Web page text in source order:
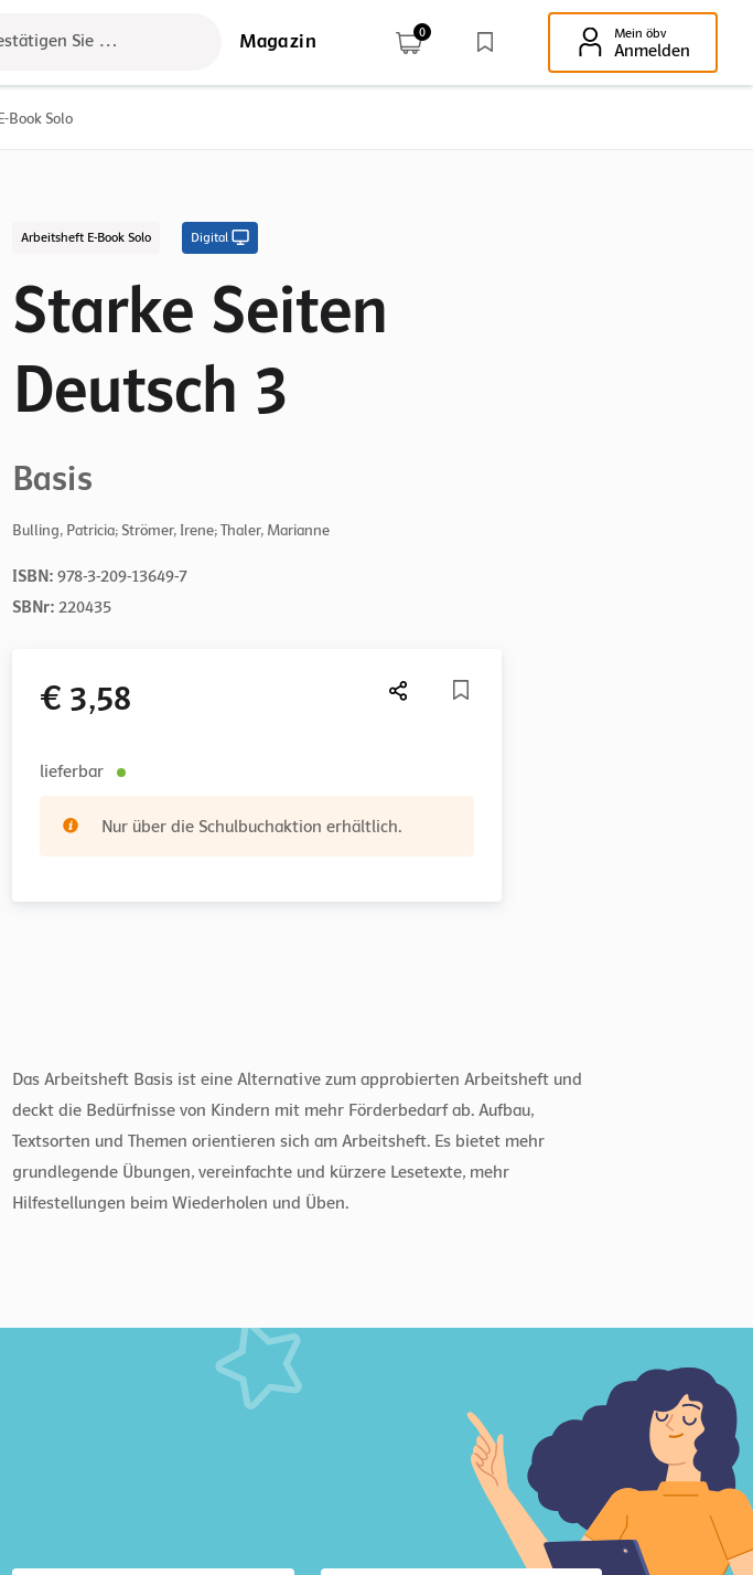
Sie das Ergebnis mit der Enter-Taste!
Magazin 0 Mein öbv
Anmelden
Book Solo
Arbeitsheft E-Book Solo Digital
Starke Seiten
Deutsch 3
Basis
Bulling, Patricia; Strömer, Irene; Thaler, Marianne
ISBN: 978-3-209-13649-7
SBNr: 220435
€ 3,58
lieferbar
Nur über die Schulbuchaktion erhältlich.
Das Arbeitsheft Basis ist eine Alternative zum approbierten Arbeitsheft und
deckt die Bedürfnisse von Kindern mit mehr Förderbedarf ab. Aufbau,
Textsorten und Themen orientieren sich am Arbeitsheft. Es bietet mehr
grundlegende Übungen, vereinfachte und kürzere Lesetexte, mehr
Hilfestellungen beim Wiederholen und Üben.